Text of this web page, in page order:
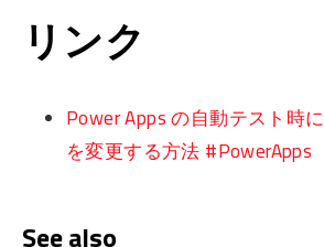
リンク
Power Apps の自動テスト時
を変更する方法 #PowerApps
See also